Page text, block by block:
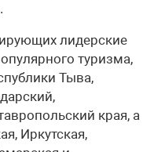
лидерские
туризма,
Тыва,
края, а
Иркутская,